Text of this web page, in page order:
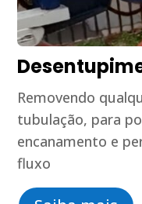
Removendo
tubulação, para
encanamento e
fluxo